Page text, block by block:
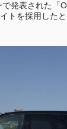
発表された「
トを採用した